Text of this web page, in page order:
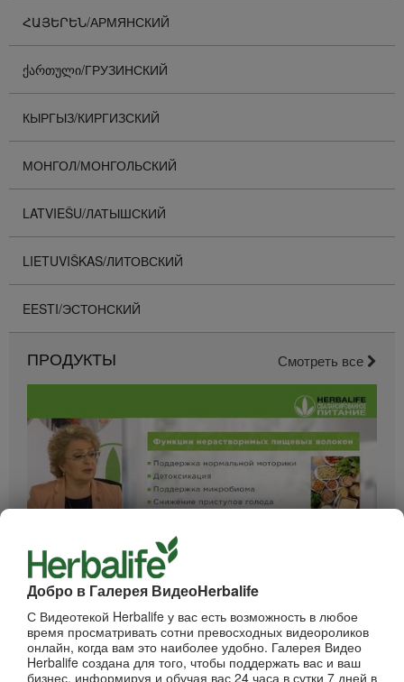
Добро в Галерея ВидеоHerbalife
С Видеотекой Herbalife у вас есть возможность в любое
время просматривать сотни превосходных видеороликов
онлайн, когда вам это наиболее удобно. Галерея Видео
Herbalife создана для того, чтобы поддержать вас и ваш
бизнес, информируя и обучая вас 24 часа в сутки 7 дней в
ՀԱՅԵՐԵՆ/АРМЯНСКИЙ
ᲥᲐᲠᲗᲣᲚᲘ/ГРУЗИНСКИЙ
КЫРГЫЗ/КИРГИЗСКИЙ
МОНГОЛ/МОНГОЛЬСКИЙ
LATVIEŠU/ЛАТЫШСКИЙ
LIETUVIŠKAS/ЛИТОВСКИЙ
EESTI/ЭСТОНСКИЙ
ПРОДУКТЫ Смотреть все
Вебинар - Пищеварение
Вебинары от компании